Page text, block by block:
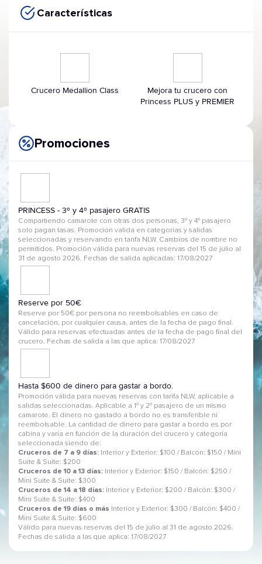
Características
Crucero Medallion Class
Mejora tu crucero con
Princess PLUS y PREMIER
Promociones
PRINCESS - 3º y 4º pasajero GRATIS
Compartiendo camarote con otras dos personas, 3º y 4º pasajero
solo pagan tasas. Promoción valida en categorías y salidas
seleccionadas y reservando en tarifa NLW. Cambios de nombre no
permitidos. Promoción válida para nuevas reservas del 15 de julio al
31 de agosto 2026. Fechas de salida aplicadas: 17/08/2027
Reserve por 50€
Reserve por 50€ por persona no reembolsables en caso de
cancelación, por cualquier causa, antes de la fecha de pago final.
Válido para reservas efectuadas antes de la fecha de pago final del
crucero. Fechas de salida a las que aplica: 17/08/2027
Hasta $600 de dinero para gastar a bordo.
Promoción válida para nuevas reservas con tarifa NLW, aplicable a
salidas seleccionadas. Aplicable a 1º y 2º pasajero de un mismo
camarote. El dinero no gastado a bordo no es transferible ni
reembolsable. La cantidad de dinero para gastar a bordo es por
cabina y varía en función de la duración del crucero y categoría
seleccionada siendo de:
Cruceros de 7 a 9 días: Interior y Exterior: $100 / Balcón: $150 / Mini
Suite & Suite: $200
Cruceros de 10 a 13 días: Interior y Exterior: $150 / Balcón: $250 /
Mini Suite & Suite: $300
Cruceros de 14 a 18 días: Interior y Exterior: $200 / Balcón: $300 /
Mini Suite & Suite: $400
Cruceros de 19 días o más
Interior y Exterior: $300 / Balcón: $400 /
Mini Suite & Suite: $600
Válido para nuevas reservas del 15 de julio al 31 de agosto 2026.
Fechas de salida a las que aplica: 17/08/2027